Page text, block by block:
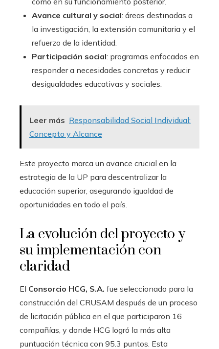
Avance cultural y social: áreas destinadas a
la investigación, la extensión comunitaria y el
refuerzo de la identidad.
Participación social: programas enfocados en
responder a necesidades concretas y reducir
desigualdades educativas y sociales.
Leer más Responsabilidad Social Individual:
Concepto y Alcance
Este proyecto marca un avance crucial en la
estrategia de la UP para descentralizar la
educación superior, asegurando igualdad de
oportunidades en todo el país.
La evolución del proyecto y
su implementación con
claridad
El Consorcio HCG, S.A. fue seleccionado para la
construcción del CRUSAM después de un proceso
de licitación pública en el que participaron 16
compañías, y donde HCG logró la más alta
puntuación técnica con 95.3 puntos. Esta